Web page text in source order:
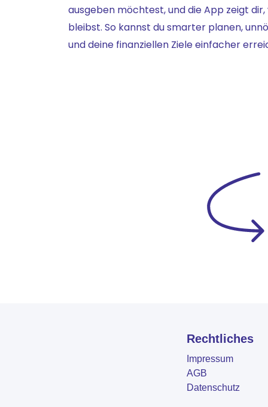
Rechtliches
Impressum
AGB
Datenschutz
ausgeben möchtest, und die App zeigt
bleibst. So kannst du smarter planen,
und deine finanziellen Ziele einfacher